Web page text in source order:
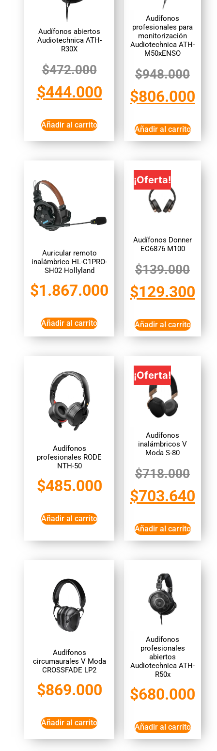
Audífonos abiertos
Audiotechnica ATH-
R30X
$472.000
$444.000
Añadir al carrito
Audífonos
profesionales para
monitorización
Audiotechnica ATH-
M50xENSO
$948.000
$806.000
Añadir al carrito
Auricular remoto
inalámbrico HL-C1PRO-
SH02 Hollyland
$1.867.000
Añadir al carrito
¡Oferta!
Audífonos Donner
EC6876 M100
$139.000
$129.300
Añadir al carrito
Audífonos
profesionales RODE
NTH-50
$485.000
Añadir al carrito
¡Oferta!
Audífonos
inalámbricos V
Moda S-80
$718.000
$703.640
Añadir al carrito
Audífonos
circumaurales V Moda
CROSSFADE LP2
$869.000
Añadir al carrito
Audífonos
profesionales
abiertos
Audiotechnica ATH-
R50x
$680.000
Añadir al carrito